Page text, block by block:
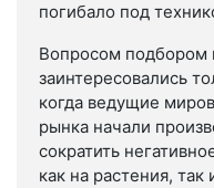
погибало под
Вопросом подбором
заинтересовались
когда ведущие
рынка начали
сократить
как на растения,